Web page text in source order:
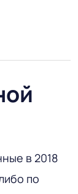
в 2018
по